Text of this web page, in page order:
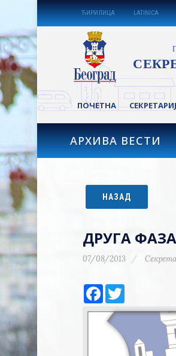
ЋИРИЛИЦА LATINICA
ПОЧЕТНА
АРХИВА ВЕСТИ
НАЗАД
ДРУГА
07/08/2013
Facebook